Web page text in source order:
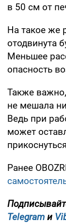
в 50 см от
На такое же
отодвинута
Меньшее
опасность
Также
не мешала
Ведь при
может
Ранее
Telegram и